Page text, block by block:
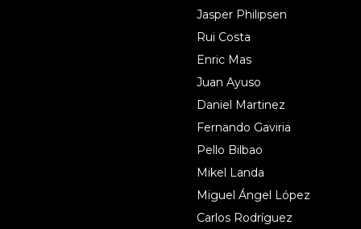
Jasper Philipsen
Rui Costa
Enric Mas
Juan Ayuso
Daniel Martinez
Fernando Gaviria
Pello Bilbao
Mikel Landa
Miguel Ángel López
Carlos Rodríguez